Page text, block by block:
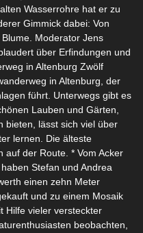
Wasserrohre hat er zu
Gimmick dabei: Von
Moderator Jens
über Erfindungen und
in Altenburg Zwölf
in Altenburg, der
führt. Unterwegs gibt es
Lauben und Gärten,
bieten, lässt sich viel über
lernen. Die älteste
auf der Route. * Vom Acker
Stefan und Andrea
einen zehn Meter
und zu einem Mosaik
Hilfe vieler versteckter
beobachten,